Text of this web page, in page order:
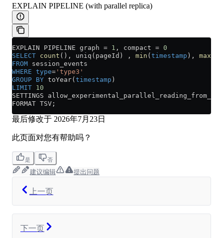
EXPLAIN PIPELINE (with parallel replica)
EXPLAIN PIPELINE graph = 1 , compact = 0
SELECT count (), uniq(pageId) , min ( timestamp ), max
FROM session_events
WHERE type= 'type3'
GROUP BY toYear( timestamp )
LIMIT 10
SETTINGS
FORMAT TSV;
最后修改于 2026年7月23日
此页面对您有帮助吗？
是 否
建议编辑 提出问题
上一页
下一页